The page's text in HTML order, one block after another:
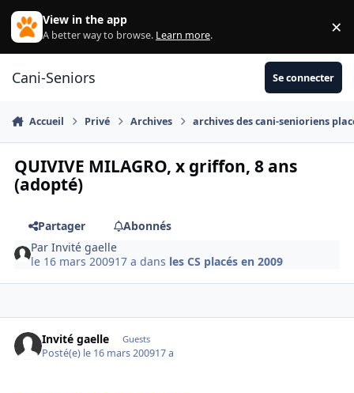
Aller au contenu
View in the app
A better way to browse. Learn more. ×
Cani-Seniors Se connecter
Accueil Privé Archives archives des cani-senioriens
QUIVIVE MILAGRO, x griffon, 8 ans
(adopté)
Partager
Abonnés
ParInvité gaelle
le 16 mars 200917 a dans les CS placés en 2009
Invité gaelle Guests
Posté(e) le 16 mars 200917 a